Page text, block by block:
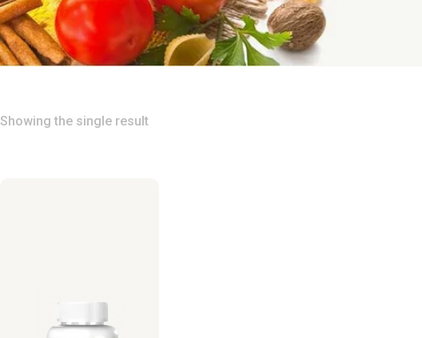
Showing the single result